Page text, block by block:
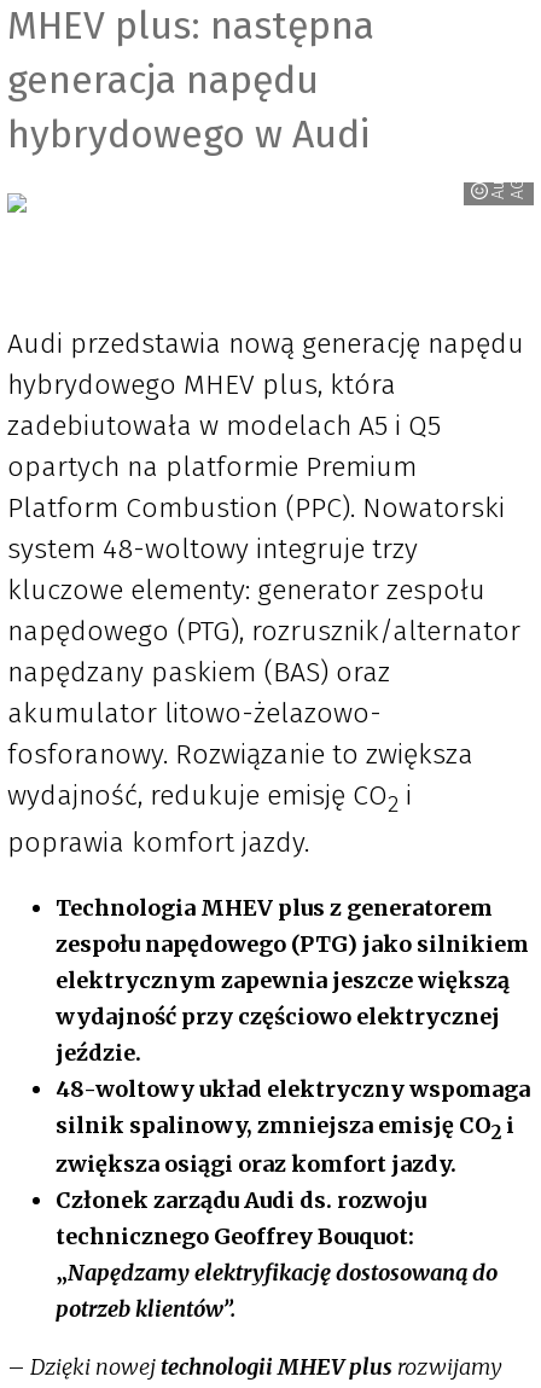
MHEV plus: następna
generacja napędu
hybrydowego w Audi
Au
d
i
AG
Audi przedstawia nową generację napędu
hybrydowego MHEV plus, która
zadebiutowała w modelach A5 i Q5
opartych na platformie Premium
Platform Combustion (PPC). Nowatorski
system 48-woltowy integruje trzy
kluczowe elementy: generator zespołu
napędowego (PTG), rozrusznik/alternator
napędzany paskiem (BAS) oraz
akumulator litowo-żelazowo-
fosforanowy. Rozwiązanie to zwiększa
wydajność, redukuje emisję CO2 i
poprawia komfort jazdy.
Technologia MHEV plus z generatorem
zespołu napędowego (PTG) jako silnikiem
elektrycznym zapewnia jeszcze większą
wydajność przy częściowo elektrycznej
jeździe.
48-woltowy układ elektryczny wspomaga
silnik spalinowy, zmniejsza emisję CO2 i
zwiększa osiągi oraz komfort jazdy.
Członek zarządu Audi ds. rozwoju
technicznego Geoffrey Bouquot:
„Napędzamy elektryfikację dostosowaną do
potrzeb klientów”.
– Dzięki nowejtechnologii MHEV plus rozwijamy